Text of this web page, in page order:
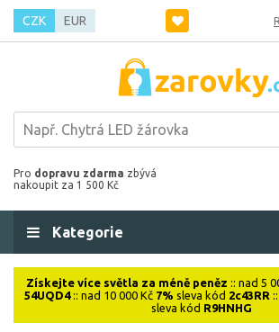
CZK EUR
Pro dopravu zdarma zbývá
nakoupit za 1 500 Kč
Kategorie
Získejte více světla za méně peněz :: nad 5
54UQD4:: nad 10 000 Kč 7% sleva kód 2c43RR
sleva kód R9HNHG